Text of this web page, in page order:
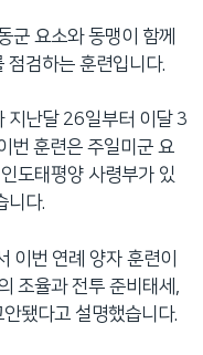
군 요소와 동맹이 함께
점검하는 훈련입니다.
지난달 26일부터 이달 3
번 훈련은 주일미군 요
도태평양 사령부가 있
니다.
이번 연례 양자 훈련이
조율과 전투 준비태세,
됐다고 설명했습니다.